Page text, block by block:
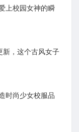
上校园女神的瞬
新，这个古风女子
时尚少女校服品